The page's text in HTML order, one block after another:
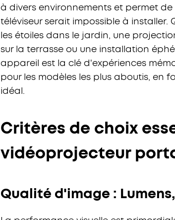
à divers environnements et permet
téléviseur serait impossible à installer.
les étoiles dans le jardin, une
sur la terrasse ou une installation
appareil est la clé d'expériences
pour les modèles les plus aboutis, en
idéal.
Critères de choix
vidéoprojecteur
Qualité d'image :